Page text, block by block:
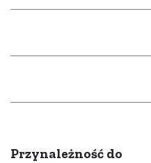
Przynależność do